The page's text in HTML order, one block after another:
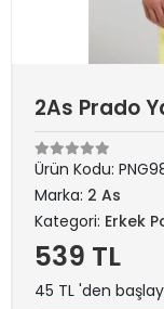
2As Prado
Ürün Kodu:
Marka: 2 As
Kategori: Erkek
539 TL
45 TL 'den